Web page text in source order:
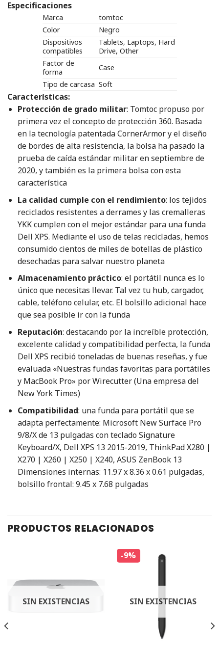
Especificaciones
Marca
tomtoc
Color
Negro
Dispositivos
compatibles
Tablets, Laptops, Hard
Drive, Other
Factor de
forma
Case
Tipo de carcasa Soft
Características:
Protección de grado militar: Tomtoc propuso por
primera vez el concepto de protección 360. Basada
en la tecnología patentada CornerArmor y el diseño
de bordes de alta resistencia, la bolsa ha pasado la
prueba de caída estándar militar en septiembre de
2020, y también es la primera bolsa con esta
característica
La calidad cumple con el rendimiento: los tejidos
reciclados resistentes a derrames y las cremalleras
YKK cumplen con el mejor estándar para una funda
Dell XPS. Mediante el uso de telas recicladas, hemos
consumido cientos de miles de botellas de plástico
desechadas para salvar nuestro planeta
Almacenamiento práctico: el portátil nunca es lo
único que necesitas llevar. Tal vez tu hub, cargador,
cable, teléfono celular, etc. El bolsillo adicional hace
que sea posible ir con la funda
Reputación: destacando por la increíble protección,
excelente calidad y compatibilidad perfecta, la funda
Dell XPS recibió toneladas de buenas reseñas, y fue
evaluada «Nuestras fundas favoritas para portátiles
y MacBook Pro» por Wirecutter (Una empresa del
New York Times)
Compatibilidad: una funda para portátil que se
adapta perfectamente: Microsoft New Surface Pro
9/8/X de 13 pulgadas con teclado Signature
Keyboard/X, Dell XPS 13 2015-2019, ThinkPad X280 |
X270 | X260 | X250 | X240, ASUS ZenBook 13
Dimensiones internas: 11.97 x 8.36 x 0.61 pulgadas,
bolsillo frontal: 9.45 x 7.68 pulgadas
PRODUCTOS RELACIONADOS
SIN EXISTENCIAS
-9%
SIN EXISTENCIAS